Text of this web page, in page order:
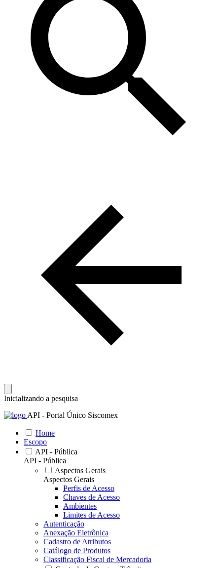
Inicializando a pesquisa
API - Portal Único Siscomex
Home
Escopo
API - Pública
API - Pública
Aspectos Gerais
Aspectos Gerais
Perfis de Acesso
Chaves de Acesso
Ambientes
Limites de Acesso
Autenticação
Anexação Eletrônica
Cadastro de Atributos
Catálogo de Produtos
Classificação Fiscal de Mercadoria